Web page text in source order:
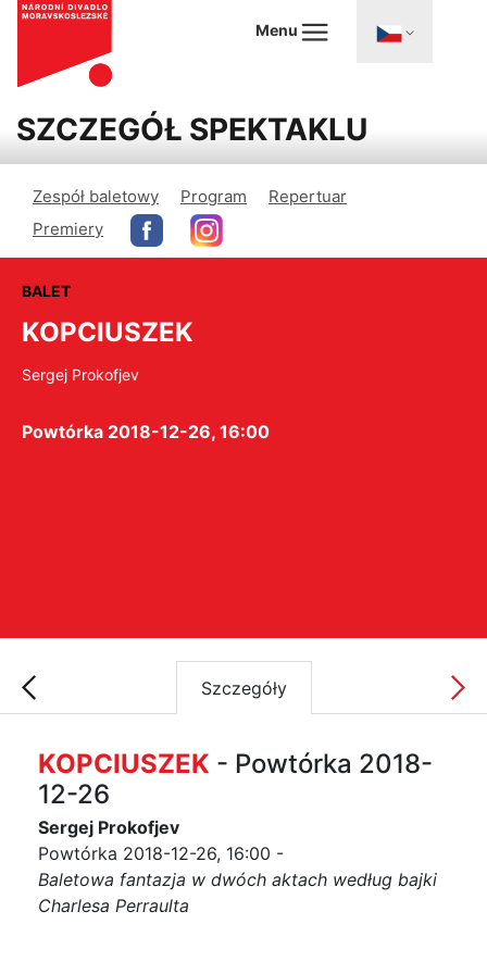
Menu
SZCZEGÓŁ SPEKTAKLU
Zespół baletowy Program
Repertuar
Premiery
BALET
KOPCIUSZEK
Sergej Prokofjev
Powtórka 2018-12-26, 16:00
Szczegóły
KOPCIUSZEK - Powtórka 2018-
12-26
Sergej Prokofjev
Powtórka 2018-12-26, 16:00 -
Baletowa fantazja w dwóch aktach według bajki
Charlesa Perraulta